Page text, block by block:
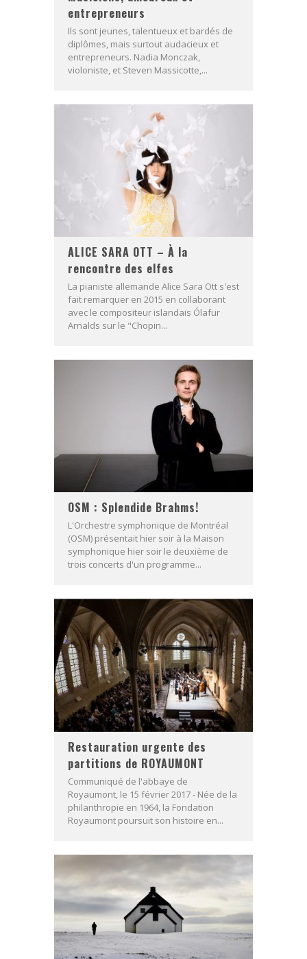
entrepreneurs
Ils sont jeunes, talentueux et bardés de
diplômes, mais surtout audacieux et
entrepreneurs. Nadia Monczak,
violoniste, et Steven Massicotte,...
ALICE SARA OTT – À la
rencontre des elfes
La pianiste allemande Alice Sara Ott s'est
fait remarquer en 2015 en collaborant
avec le compositeur islandais Ólafur
Arnalds sur le "Chopin...
OSM : Splendide Brahms!
L'Orchestre symphonique de Montréal
(OSM) présentait hier soir à la Maison
symphonique hier soir le deuxième de
trois concerts d'un programme...
Restauration urgente des
partitions de ROYAUMONT
Communiqué de l'abbaye de
Royaumont, le 15 février 2017 - Née de la
philanthropie en 1964, la Fondation
Royaumont poursuit son histoire en...